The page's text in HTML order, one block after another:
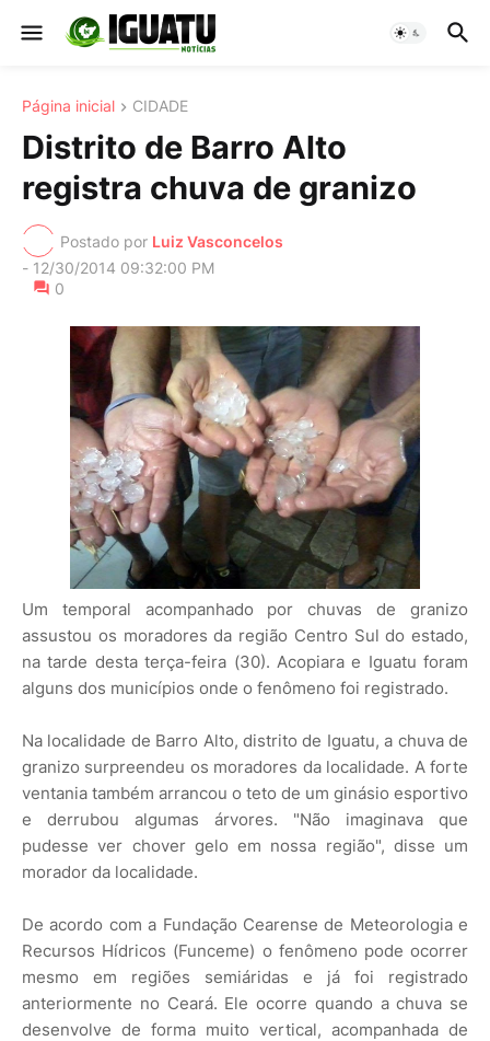
Página inicial CIDADE
Distrito de Barro Alto
registra chuva de granizo
Postado por Luiz Vasconcelos
- 12/30/2014 09:32:00 PM
0
Um temporal acompanhado por chuvas de granizo
assustou os moradores da região Centro Sul do estado,
na tarde desta terça-feira (30). Acopiara e Iguatu foram
alguns dos municípios onde o fenômeno foi registrado.
Na localidade de Barro Alto, distrito de Iguatu, a chuva de
granizo surpreendeu os moradores da localidade. A forte
ventania também arrancou o teto de um ginásio esportivo
e derrubou algumas árvores. "Não imaginava que
pudesse ver chover gelo em nossa região", disse um
morador da localidade.
De acordo com a Fundação Cearense de Meteorologia e
Recursos Hídricos (Funceme) o fenômeno pode ocorrer
mesmo em regiões semiáridas e já foi registrado
anteriormente no Ceará. Ele ocorre quando a chuva se
desenvolve de forma muito vertical, acompanhada de